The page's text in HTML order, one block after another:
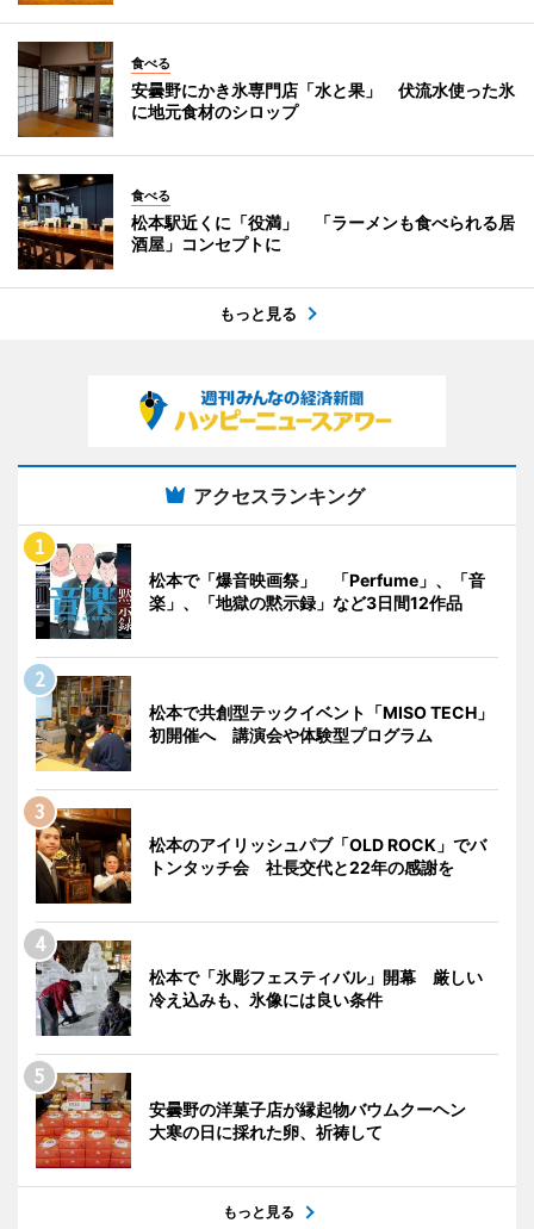
食べる
安曇野にかき氷専門店「水と果」 伏流水使った氷
に地元食材のシロップ
食べる
松本駅近くに「役満」 「ラーメンも食べられる居
酒屋」コンセプトに
もっと見る
アクセスランキング
松本で「爆音映画祭」 「Perfume」、「音
楽」、「地獄の黙示録」など3日間12作品
松本で共創型テックイベント「MISO TECH」
初開催へ 講演会や体験型プログラム
松本のアイリッシュパブ「OLD ROCK」でバ
トンタッチ会 社長交代と22年の感謝を
松本で「氷彫フェスティバル」開幕 厳しい
冷え込みも、氷像には良い条件
安曇野の洋菓子店が縁起物バウムクーヘン
大寒の日に採れた卵、祈祷して
もっと見る